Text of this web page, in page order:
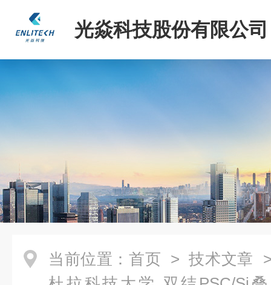
光焱科技股份有限公司
当前位置： 首页 > 技术文章